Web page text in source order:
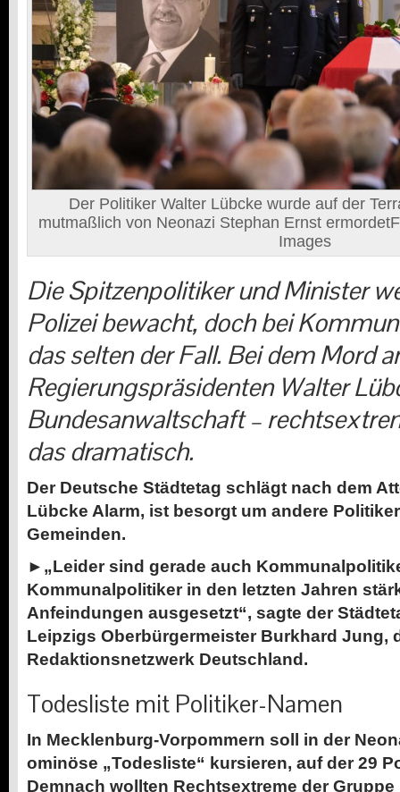
Der Politiker Walter Lübcke wurde auf der
mutmaßlich von Neonazi Stephan Ernst
Images
Die Spitzenpolitiker und Minister
Polizei bewacht, doch bei
das selten der Fall. Bei dem Mord
Regierungspräsidenten Walter
Bundesanwaltschaft –
das dramatisch.
Der Deutsche Städtetag schlägt nach dem
Lübcke Alarm, ist besorgt um andere
Gemeinden.
►„Leider sind gerade auch
Kommunalpolitiker in den letzten Jahren
Anfeindungen ausgesetzt“, sagte der
Leipzigs Oberbürgermeister Burkhard Jung,
Redaktionsnetzwerk Deutschland.
Todesliste mit Politiker-Namen
In Mecklenburg-Vorpommern soll in der
ominöse „Todesliste“ kursieren, auf der 29
Demnach wollten Rechtsextreme der